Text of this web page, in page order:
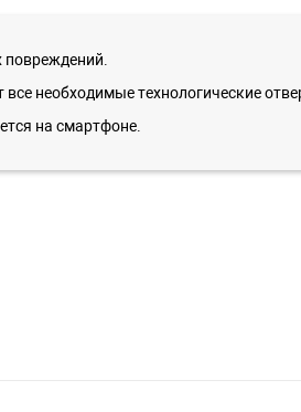
необходимые технологические
на смартфоне.